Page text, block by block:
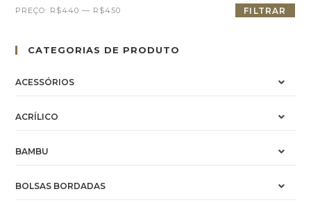
FILTRAR
PREÇO: R$440 — R$450
CATEGORIAS DE PRODUTO
ACESSÓRIOS
ACRÍLICO
BAMBU
BOLSAS BORDADAS